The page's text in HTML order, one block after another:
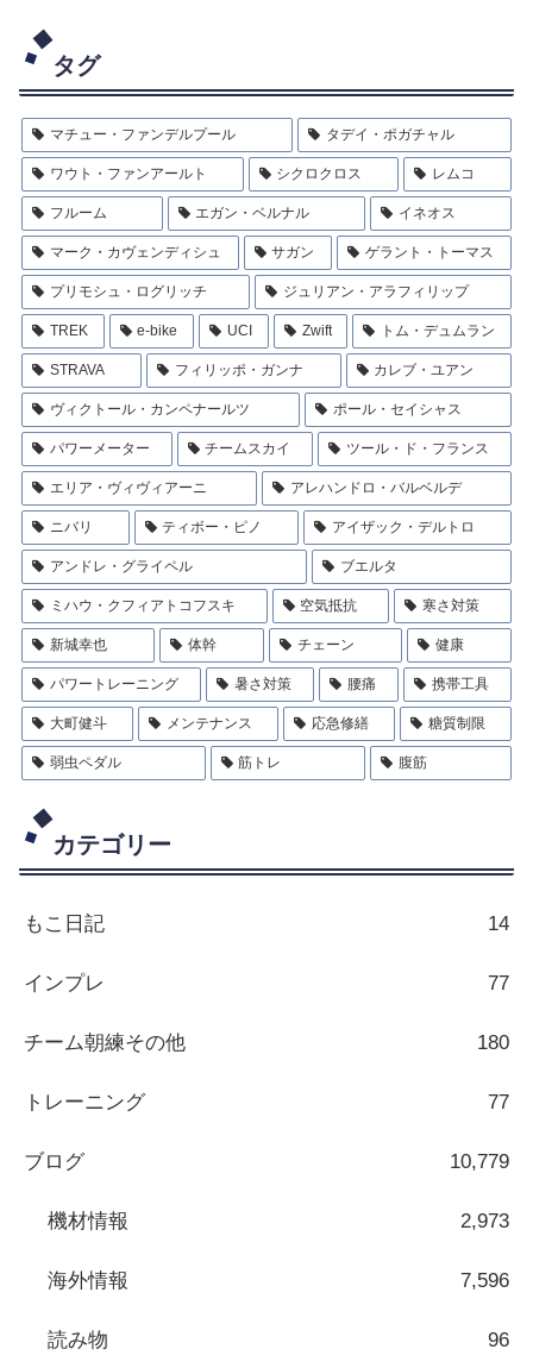
タグ
マチュー・ファンデルプール タデイ・ポガチャル
ワウト・ファンアールト シクロクロス レムコ
フルーム エガン・ベルナル イネオス
マーク・カヴェンディシュ サガン ゲラント・トーマス
プリモシュ・ログリッチ ジュリアン・アラフィリップ
TREK e-bike UCI Zwift トム・デュムラン
STRAVA フィリッポ・ガンナ カレブ・ユアン
ヴィクトール・カンペナールツ ポール・セイシャス
パワーメーター チームスカイ ツール・ド・フランス
エリア・ヴィヴィアーニ アレハンドロ・バルベルデ
ニバリ ティボー・ピノ アイザック・デルトロ
アンドレ・グライペル ブエルタ
ミハウ・クフィアトコフスキ 空気抵抗 寒さ対策
新城幸也 体幹 チェーン 健康
パワートレーニング 暑さ対策 腰痛 携帯工具
大町健斗 メンテナンス 応急修繕 糖質制限
弱虫ペダル 筋トレ 腹筋
カテゴリー
もこ日記 14
インプレ 77
チーム朝練その他 180
トレーニング 77
ブログ 10,779
機材情報 2,973
海外情報 7,596
読み物 96